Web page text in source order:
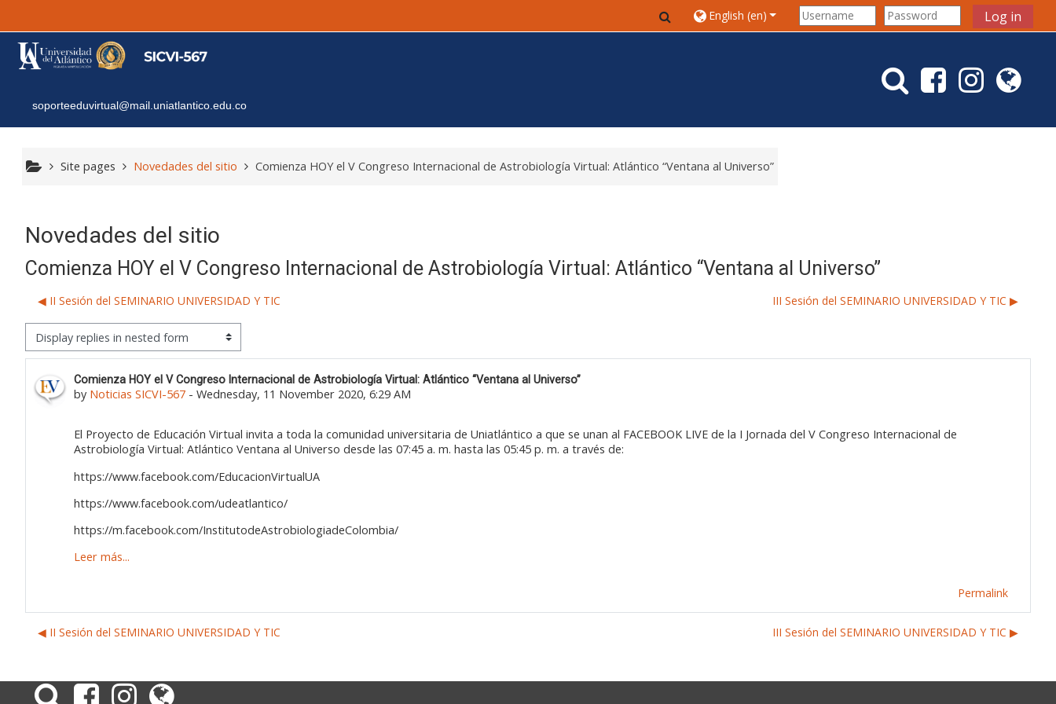
Toggle search input
English ‎(en)‎ Log in
soporteeduvirtual@mail.uniatlantico.edu.co
Site pages Novedades del sitio Comienza HOY el V Congreso Internacional de Astrobiología Virtual: Atlántico “Ventana al Universo”
Novedades del sitio
Comienza HOY el V Congreso Internacional de Astrobiología Virtual: Atlántico “Ventana al Universo”
◀︎ II Sesión del SEMINARIO UNIVERSIDAD Y TIC III Sesión del SEMINARIO UNIVERSIDAD Y TIC ▶︎
mode
Comienza HOY el V Congreso Internacional de Astrobiología Virtual: Atlántico “Ventana al Universo”
by Noticias SICVI-567- Wednesday, 11 November 2020, 6:29 AM
Number of replies: 0
El Proyecto de Educación Virtual invita a toda la comunidad universitaria de Uniatlántico a que se unan al FACEBOOK LIVE de la I Jornada del V Congreso Internacional de
Astrobiología Virtual: Atlántico Ventana al Universo desde las 07:45 a. m. hasta las 05:45 p. m. a través de:
https://www.facebook.com/EducacionVirtualUA
https://www.facebook.com/udeatlantico/
https://m.facebook.com/InstitutodeAstrobiologiadeColombia/
Leer más...
Permalink
◀︎ II Sesión del SEMINARIO UNIVERSIDAD Y TIC III Sesión del SEMINARIO UNIVERSIDAD Y TIC ▶︎